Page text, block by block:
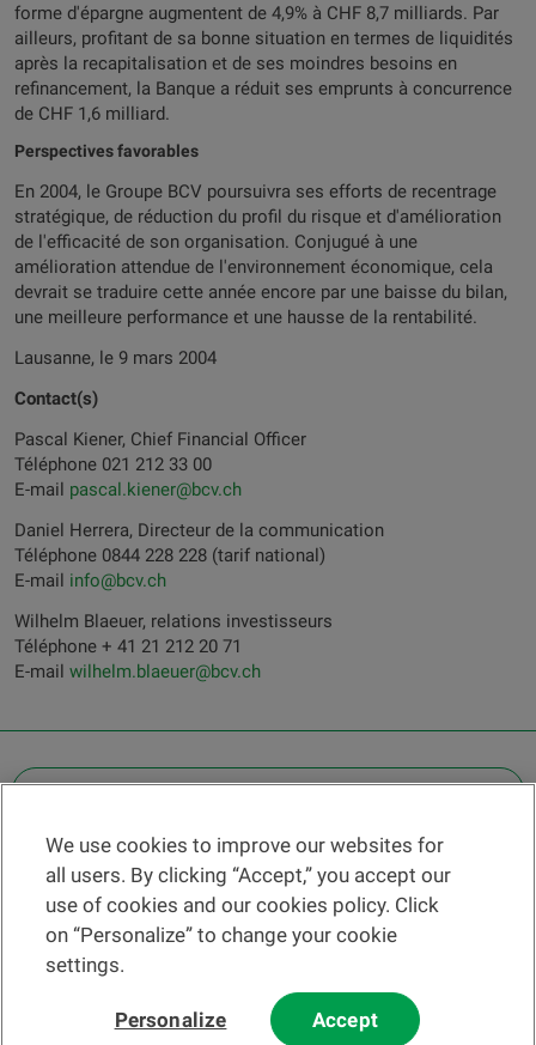
forme d'épargne augmentent de 4,9% à CHF 8,7 milliards. Par
ailleurs, profitant de sa bonne situation en termes de liquidités
après la recapitalisation et de ses moindres besoins en
refinancement, la Banque a réduit ses emprunts à concurrence
de CHF 1,6 milliard.
Perspectives favorables
En 2004, le Groupe BCV poursuivra ses efforts de recentrage
stratégique, de réduction du profil du risque et d'amélioration
de l'efficacité de son organisation. Conjugué à une
amélioration attendue de l'environnement économique, cela
devrait se traduire cette année encore par une baisse du bilan,
une meilleure performance et une hausse de la rentabilité.
Lausanne, le 9 mars 2004
Contact(s)
Pascal Kiener, Chief Financial Officer
Téléphone 021 212 33 00
E-mail pascal.kiener@bcv.ch
Daniel Herrera, Directeur de la communication
Téléphone 0844 228 228 (tarif national)
E-mail info@bcv.ch
Wilhelm Blaeuer, relations investisseurs
Téléphone + 41 21 212 20 71
E-mail wilhelm.blaeuer@bcv.ch
Find a branch
Help and contact
News
We use cookies to improve our websites for
all users. By clicking “Accept,” you accept our
use of cookies and our cookies policy. Click
on “Personalize” to change your cookie
settings.
Personalize Accept